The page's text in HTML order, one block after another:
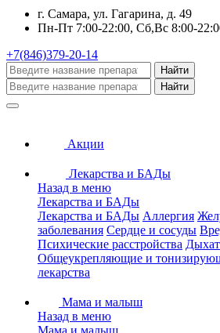
г. Самара, ул. Гагарина, д. 49
Пн-Пт 7:00-22:00, Сб,Вс 8:00-
+7(846)379-20-14
Найти
Найти
Акции
Лекарства и БАДы
Назад в меню
Лекарства и БАДы
Лекарства и БАДы Аллергия
заболевания Сердце и сосуды
Психические расстройства
Общеукрепляющие и
лекарства
Мама и малыш
Назад в меню
Мама и малыш